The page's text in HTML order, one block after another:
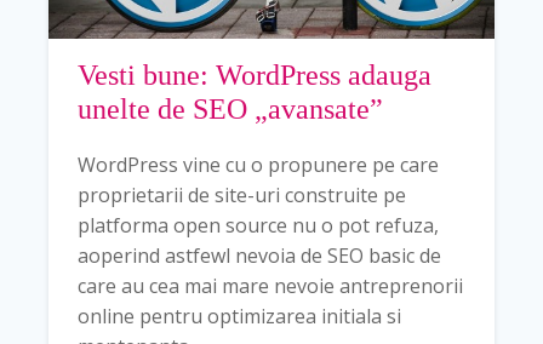
Vesti bune: WordPress adauga
unelte de SEO „avansate”
WordPress vine cu o propunere pe care
proprietarii de site-uri construite pe
platforma open source nu o pot refuza,
aoperind astfewl nevoia de SEO basic de
care au cea mai mare nevoie antreprenorii
online pentru optimizarea initiala si